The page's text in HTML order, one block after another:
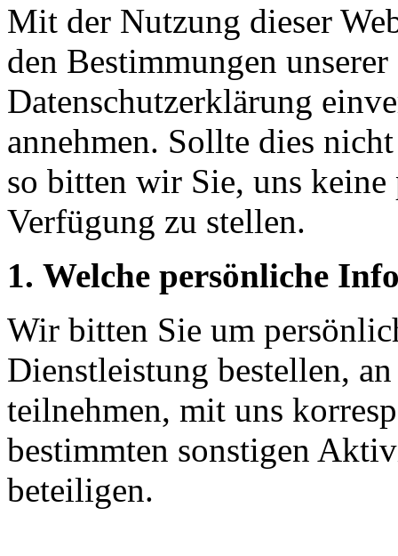
Mit der Nutzung dieser
den Bestimmungen unserer
Datenschutzerklärung
annehmen. Sollte dies
so bitten wir Sie, uns
Verfügung zu stellen.
1. Welche persönliche
Wir bitten Sie um
Dienstleistung bestellen,
teilnehmen, mit uns
bestimmten sonstigen
beteiligen.